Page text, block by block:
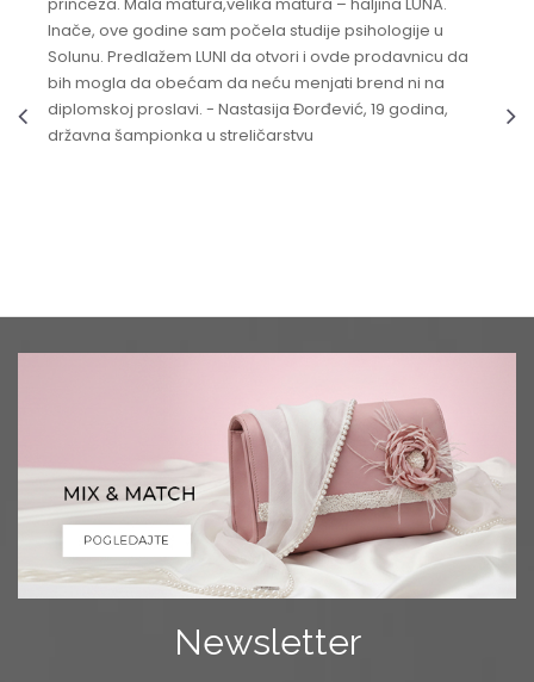
princeza. Mala matura,velika matura – haljina LUNA.
Inače, ove godine sam počela studije psihologije u
Solunu. Predlažem LUNI da otvori i ovde prodavnicu da
bih mogla da obećam da neću menjati brend ni na
diplomskoj proslavi. - Nastasija Đorđević, 19 godina,
državna šampionka u streličarstvu
Newsletter